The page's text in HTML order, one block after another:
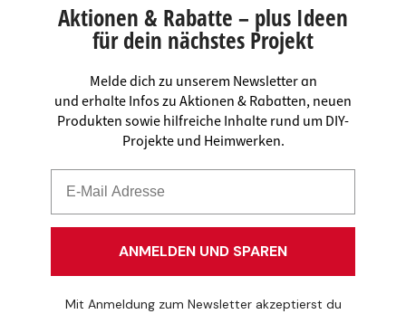
Aktionen & Rabatte – plus Ideen
für dein nächstes Projekt
Melde dich zu unserem Newsletter an
und erhalte Infos zu Aktionen & Rabatten, neuen
Produkten sowie hilfreiche Inhalte rund um DIY-
Projekte und Heimwerken.
ANMELDEN UND SPAREN
Mit Anmeldung zum Newsletter akzeptierst du